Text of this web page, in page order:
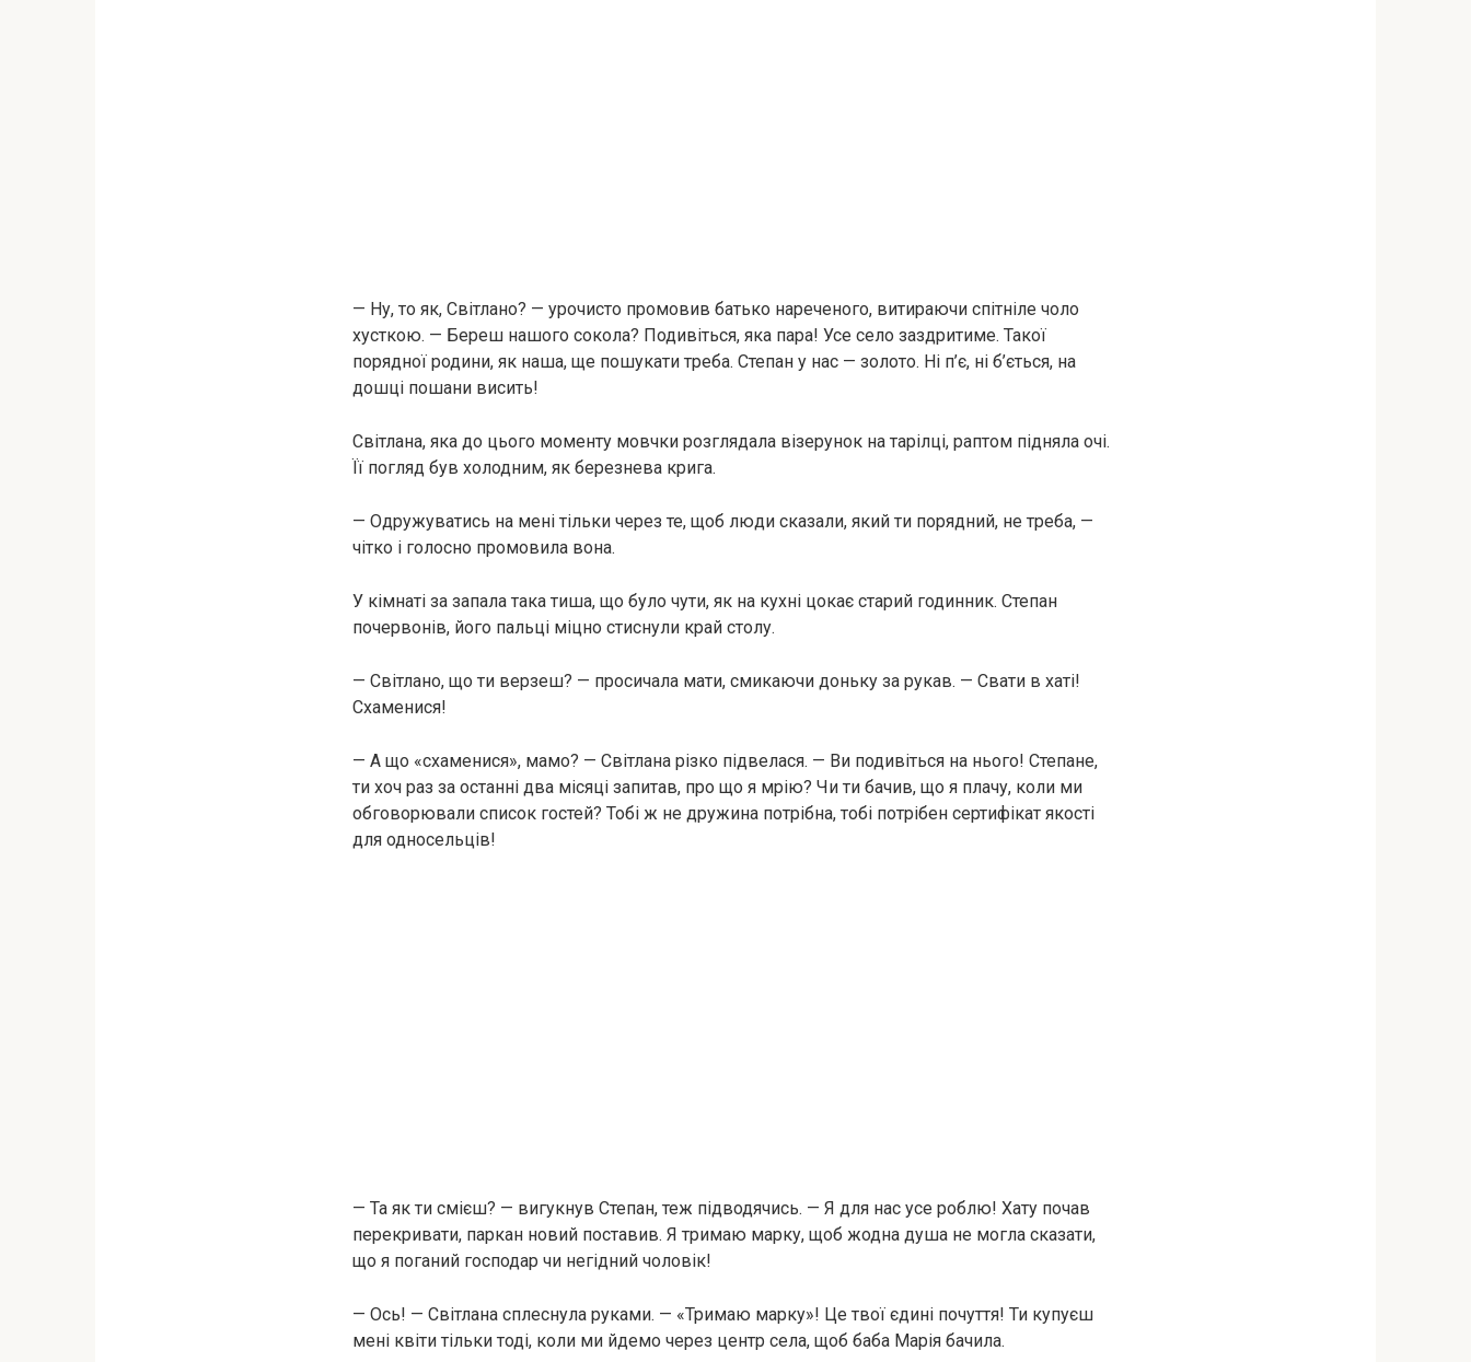
— Ну, то як, Світлано? — урочисто промовив батько нареченого, витираючи спітніле чоло
хусткою. — Береш нашого сокола? Подивіться, яка пара! Усе село заздритиме. Такої
порядної родини, як наша, ще пошукати треба. Степан у нас — золото. Ні п’є, ні б’ється, на
дошці пошани висить!
Світлана, яка до цього моменту мовчки розглядала візерунок на тарілці, раптом підняла очі.
Її погляд був холодним, як березнева крига.
— Одружуватись на мені тільки через те, щоб люди сказали, який ти порядний, не треба, —
чітко і голосно промовила вона.
У кімнаті за запала така тиша, що було чути, як на кухні цокає старий годинник. Степан
почервонів, його пальці міцно стиснули край столу.
— Світлано, що ти верзеш? — просичала мати, смикаючи доньку за рукав. — Свати в хаті!
Схаменися!
— А що «схаменися», мамо? — Світлана різко підвелася. — Ви подивіться на нього! Степане,
ти хоч раз за останні два місяці запитав, про що я мрію? Чи ти бачив, що я плачу, коли ми
обговорювали список гостей? Тобі ж не дружина потрібна, тобі потрібен сертифікат якості
для односельців!
— Та як ти смієш? — вигукнув Степан, теж підводячись. — Я для нас усе роблю! Хату почав
перекривати, паркан новий поставив. Я тримаю марку, щоб жодна душа не могла сказати,
що я поганий господар чи негідний чоловік!
— Ось! — Світлана сплеснула руками. — «Тримаю марку»! Це твої єдині почуття! Ти купуєш
мені квіти тільки тоді, коли ми йдемо через центр села, щоб баба Марія бачила.